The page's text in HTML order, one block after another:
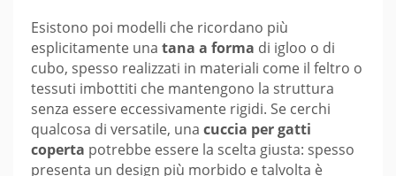
Esistono poi modelli che ricordano più
esplicitamente una tana a forma di igloo o di
cubo, spesso realizzati in materiali come il feltro o
tessuti imbottiti che mantengono la struttura
senza essere eccessivamente rigidi. Se cerchi
qualcosa di versatile, una cuccia per gatti
coperta potrebbe essere la scelta giusta: spesso
presenta un design più morbido e talvolta è